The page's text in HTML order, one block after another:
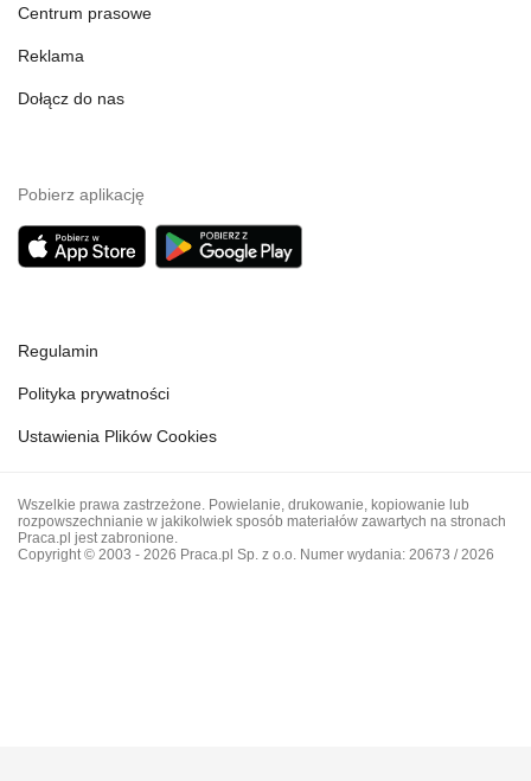
Centrum prasowe
Reklama
Dołącz do nas
Pobierz aplikację
Regulamin
Polityka prywatności
Ustawienia Plików Cookies
Wszelkie prawa zastrzeżone. Powielanie, drukowanie, kopiowanie lub
rozpowszechnianie w jakikolwiek sposób materiałów zawartych na stronach
Praca.pl jest zabronione.
Copyright © 2003 - 2026 Praca.pl Sp. z o.o. Numer wydania: 20673 / 2026